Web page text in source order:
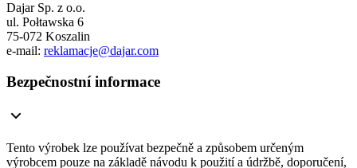
Dajar Sp. z o.o.
ul. Połtawska 6
75-072 Koszalin
e-mail: reklamacje@dajar.com
Bezpečnostní informace
Tento výrobek lze používat bezpečně a způsobem určeným
výrobcem pouze na základě návodu k použití a údržbě, doporučení,